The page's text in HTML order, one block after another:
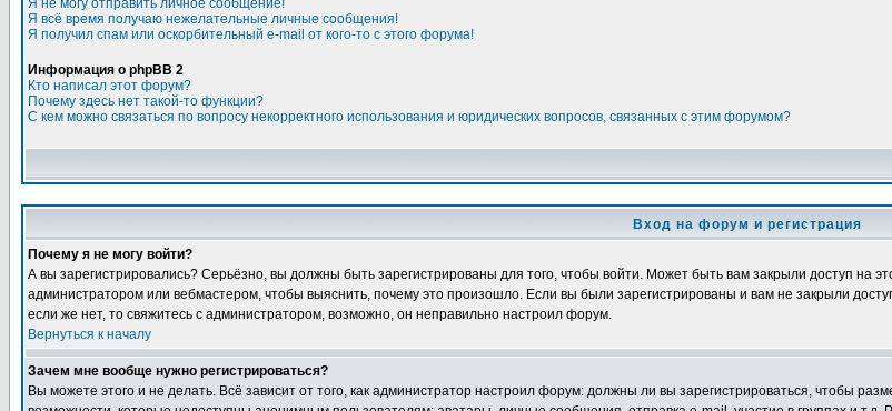
Я не могу отправить личное сообщение!
Я всё время получаю нежелательные личные сообщения!
Я получил спам или оскорбительный e-mail от кого-то с этого форума!
Информация о phpBB 2
Кто написал этот форум?
Почему здесь нет такой-то функции?
С кем можно связаться по вопросу некорректного использования и юридических вопросов, связанных с этим форумом?
Вход на форум и регистрация
Почему я не могу войти?
А вы зарегистрировались? Серьёзно, вы должны быть зарегистрированы для того, чтобы войти. Может быть вам закрыли доступ на
администратором или вебмастером, чтобы выяснить, почему это произошло. Если вы были зарегистрированы и вам не закрыли
если же нет, то свяжитесь с администратором, возможно, он неправильно настроил форум.
Вернуться к началу
Зачем мне вообще нужно регистрироваться?
Вы можете этого и не делать. Всё зависит от того, как администратор настроил форум: должны ли вы зарегистрироваться, чтобы